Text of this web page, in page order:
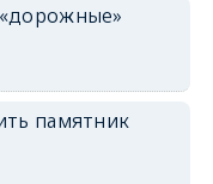
памятник